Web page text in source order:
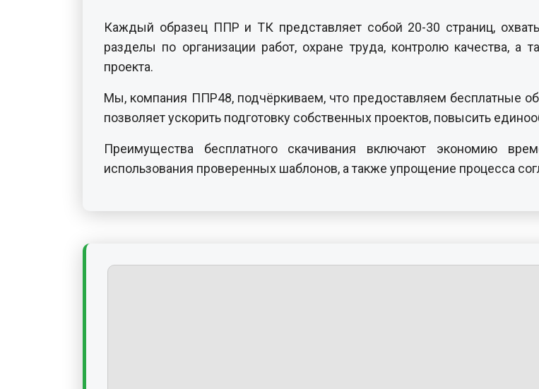
Каждый образец ППР и ТК представляет собой 20-30 страниц,
разделы по организации работ, охране труда, контролю качества,
проекта.
Мы, компания ППР48, подчёркиваем, что предоставляем бесплатные
позволяет ускорить подготовку собственных проектов, повысить
Преимущества бесплатного скачивания включают экономию
использования проверенных шаблонов, а также упрощение процесса